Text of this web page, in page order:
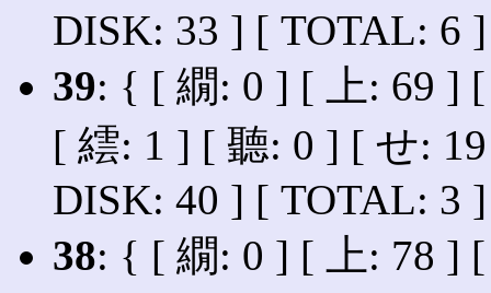
DISK: 33 ] [ TOTAL: 6 ]
39: { [ 繝: 0 ] [ 上: 69 ]
[ 繧: 1 ] [ 聽: 0 ] [ せ:
DISK: 40 ] [ TOTAL: 3 ]
38: { [ 繝: 0 ] [ 上: 78 ]